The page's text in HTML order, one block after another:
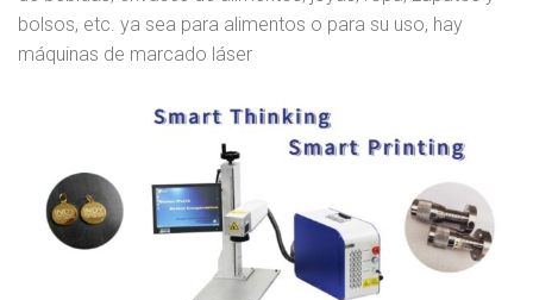
bolsos, etc. ya sea para alimentos o para su uso, hay
máquinas de marcado láser